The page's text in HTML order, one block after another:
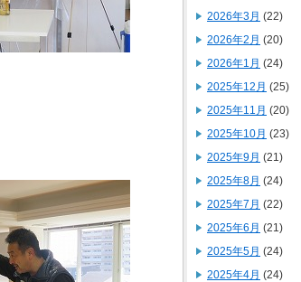
2026年3月 (22)
2026年2月 (20)
2026年1月 (24)
2025年12月 (25)
2025年11月 (20)
2025年10月 (23)
2025年9月 (21)
2025年8月 (24)
2025年7月 (22)
2025年6月 (21)
2025年5月 (24)
2025年4月 (24)